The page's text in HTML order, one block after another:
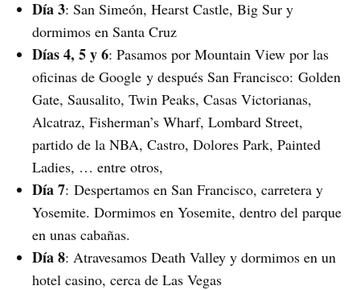
Día 3: San Simeón, Hearst Castle, Big Sur y
dormimos en Santa Cruz
Días 4, 5 y 6: Pasamos por Mountain View por las
oficinas de Google y después San Francisco: Golden
Gate, Sausalito, Twin Peaks, Casas Victorianas,
Alcatraz, Fisherman’s Wharf, Lombard Street,
partido de la NBA, Castro, Dolores Park, Painted
Ladies, … entre otros,
Día 7: Despertamos en San Francisco, carretera y
Yosemite. Dormimos en Yosemite, dentro del parque
en unas cabañas.
Día 8: Atravesamos Death Valley y dormimos en un
hotel casino, cerca de Las Vegas